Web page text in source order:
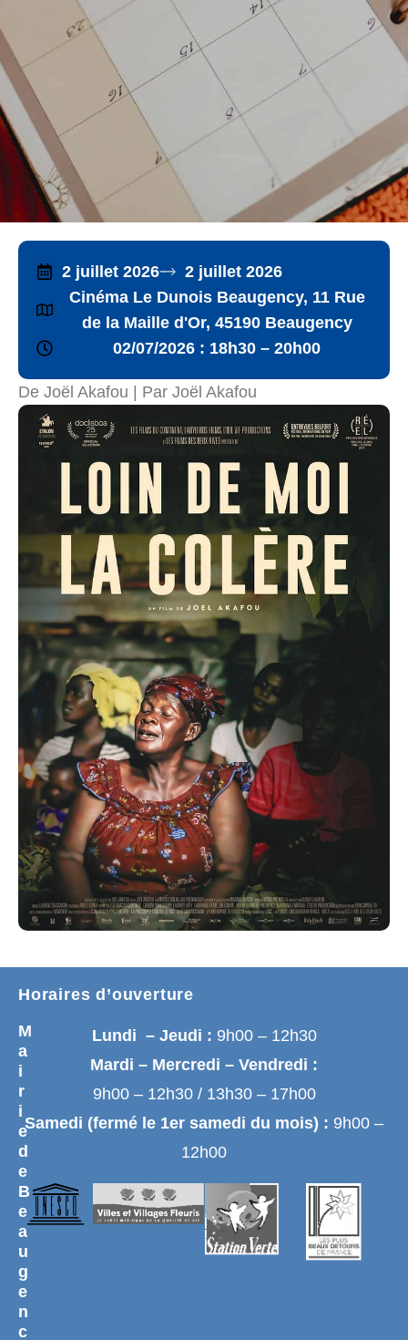
2 juillet 2026
2 juillet 2026
Cinéma Le Dunois Beaugency, 11 Rue
de la Maille d'Or, 45190 Beaugency
02/07/2026 : 18h30 – 20h00
De Joël Akafou | Par Joël Akafou
M
a
i
r
i
e
d
e
B
e
a
u
g
e
n
c
Horaires d’ouverture
Lundi – Jeudi : 9h00 – 12h30
Mardi – Mercredi – Vendredi :
9h00 – 12h30 / 13h30 – 17h00
Samedi (fermé le 1er samedi du mois) : 9h00 –
12h00